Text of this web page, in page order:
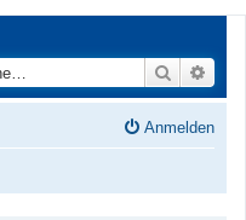
Suche
Anmelden